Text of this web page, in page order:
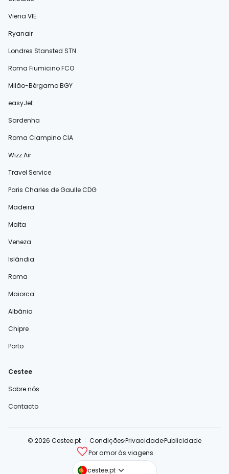
Viena VIE
Ryanair
Londres Stansted STN
Roma Fiumicino FCO
Milão-Bérgamo BGY
easyJet
Sardenha
Roma Ciampino CIA
Wizz Air
Travel Service
Paris Charles de Gaulle CDG
Madeira
Malta
Veneza
Islândia
Roma
Maiorca
Albânia
Chipre
Porto
Cestee
Sobre nós
Contacto
© 2026 Cestee.pt CondiçõesPrivacidadePublicidade
Por amor às viagens
cestee.pt
cestee.com